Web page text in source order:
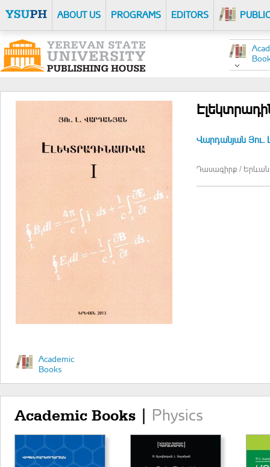
ABOUT US PROGRAMS EDITORS
Academic
Books
Վարդանյան Յու.
Դասագիրք / Երևան
Academic Books | Physics